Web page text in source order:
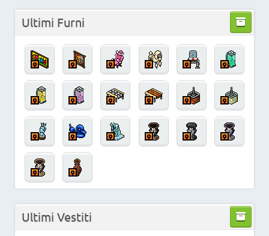
Ultimi Furni
Ultimi Vestiti